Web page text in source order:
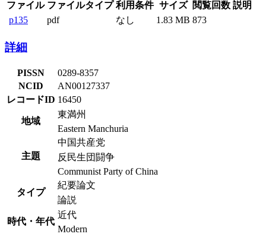
ファイル ファイルタイプ 利用条件 サイズ 閲覧回数 説明
p135
pdf なし 1.83 MB 873
詳細
PISSN
0289-8357
NCID
AN00127337
レコードID 16450
地域
東満州
Eastern Manchuria
主題
中国共産党
反民生団闘争
Communist Party of China
タイプ
紀要論文
論説
時代・年代
近代
Modern